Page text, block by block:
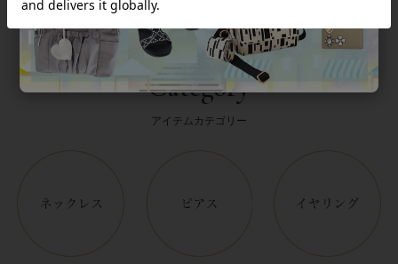
Category
アイテムカテゴリー